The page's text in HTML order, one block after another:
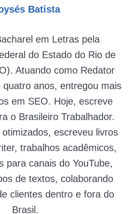
Batista
em Letras pela
do Estado do Rio de
Atuando como Redator
anos, entregou mais
em SEO. Hoje, escreve
o Brasileiro Trabalhador.
escreveu livros
trabalhos acadêmicos,
para canais do YouTube,
de textos, colaborando
clientes dentro e fora do
Brasil.